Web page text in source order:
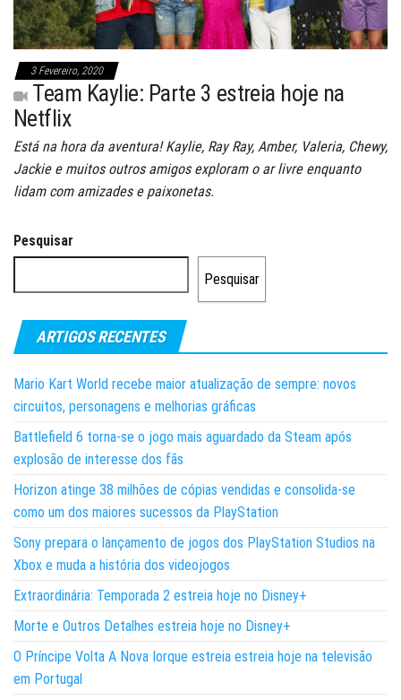
3 Fevereiro, 2020
Team Kaylie: Parte 3 estreia hoje na
Netflix
Está na hora da aventura! Kaylie, Ray Ray, Amber, Valeria, Chewy,
Jackie e muitos outros amigos exploram o ar livre enquanto
lidam com amizades e paixonetas.
Pesquisar
Pesquisar
ARTIGOS RECENTES
Mario Kart World recebe maior atualização de sempre: novos
circuitos, personagens e melhorias gráficas
Battlefield 6 torna-se o jogo mais aguardado da Steam após
explosão de interesse dos fãs
Horizon atinge 38 milhões de cópias vendidas e consolida-se
como um dos maiores sucessos da PlayStation
Sony prepara o lançamento de jogos dos PlayStation Studios na
Xbox e muda a história dos videojogos
Extraordinária: Temporada 2 estreia hoje no Disney+
Morte e Outros Detalhes estreia hoje no Disney+
O Príncipe Volta A Nova Iorque estreia estreia hoje na televisão
em Portugal